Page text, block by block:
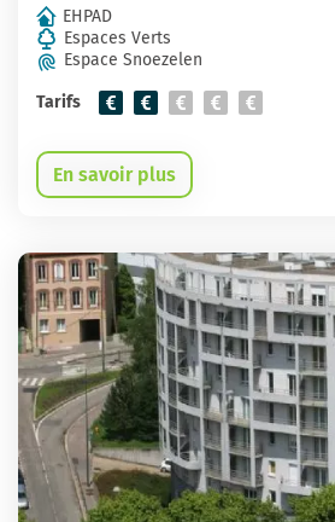
EHPAD
Espaces Verts
Espace Snoezelen
Tarifs
En savoir plus